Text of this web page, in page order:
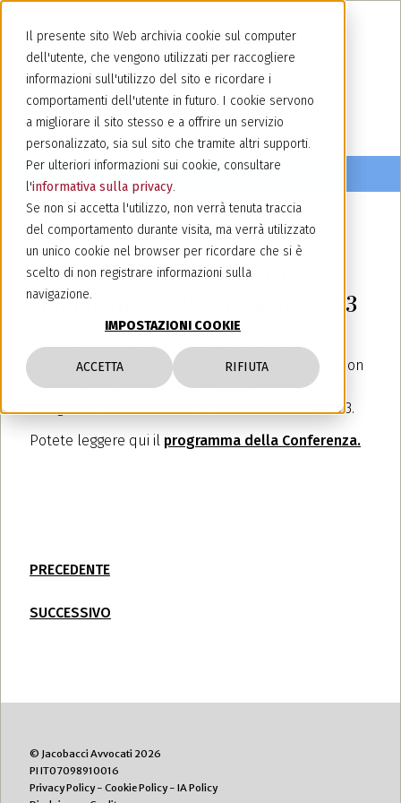
Il presente sito Web archivia cookie sul computer
dell'utente, che vengono utilizzati per raccogliere
informazioni sull'utilizzo del sito e ricordare i
comportamenti dell'utente in futuro. I cookie servono
a migliorare il sito stesso e a offrire un servizio
personalizzato, sia sul sito che tramite altri supporti.
Per ulteriori informazioni sui cookie, consultare
l'informativa sulla privacy.
Se non si accetta l'utilizzo, non verrà tenuta traccia
del comportamento durante visita, ma verrà utilizzato
un unico cookie nel browser per ricordare che si è
scelto di non registrare informazioni sulla
navigazione.
IMPOSTAZIONI COOKIE
ACCETTA RIFIUTA
26 settembre 2023
Conferenza Annuale GRUR -
Mannheim, 27-29 settembre 2023
Il nostro socio Luca Ghedina partecipa alla
conferenza annuale di GRUR's (German Association
for the Protection of Intellectual Property) che si
svolgerà a Mannheim dal 27 al 29 settembre 2023.
Potete leggere qui il programma della Conferenza.
PRECEDENTE
SUCCESSIVO
© Jacobacci Avvocati 2026
PI IT07098910016
Privacy Policy- Cookie Policy- IA Policy